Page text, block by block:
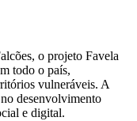
o projeto Favela
todo o país,
vulneráveis. A
desenvolvimento
e digital.